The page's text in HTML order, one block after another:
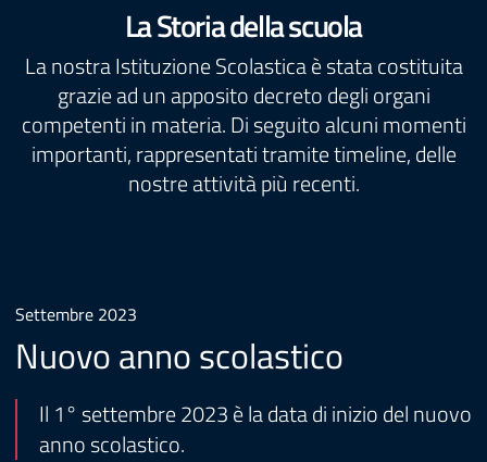
La Storia della scuola
La nostra Istituzione Scolastica è stata costituita
grazie ad un apposito decreto degli organi
competenti in materia. Di seguito alcuni momenti
importanti, rappresentati tramite timeline, delle
nostre attività più recenti.
Settembre 2023
Nuovo anno scolastico
Il 1° settembre 2023 è la data di inizio del nuovo
anno scolastico.